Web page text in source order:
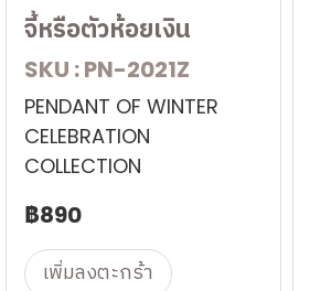
จี้หรือตัวห้อยเงิน
SKU : PN-2021Z
PENDANT OF WINTER
CELEBRATION
COLLECTION
฿890
เพิ่มลงตะกร้า